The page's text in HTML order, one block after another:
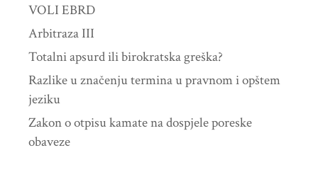
VOLI EBRD
Arbitraza III
Totalni apsurd ili birokratska greška?
Razlike u značenju termina u pravnom i opštem
jeziku
Zakon o otpisu kamate na dospjele poreske
obaveze